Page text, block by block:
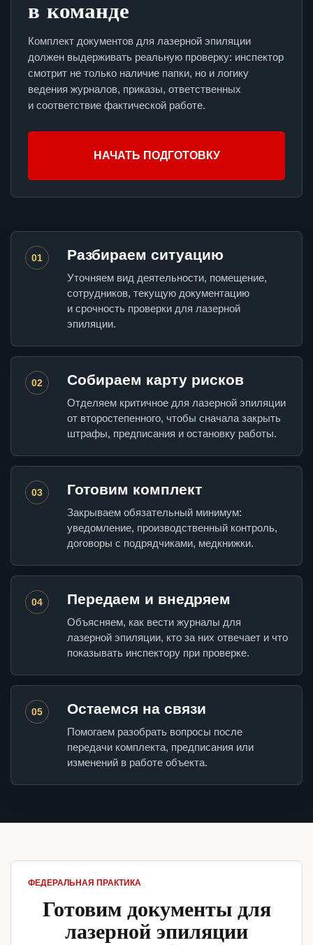
в команде
Комплект документов для лазерной эпиляции
должен выдерживать реальную проверку: инспектор
смотрит не только наличие папки, но и логику
ведения журналов, приказы, ответственных
и соответствие фактической работе.
НАЧАТЬ ПОДГОТОВКУ
01 Разбираем ситуацию
Уточняем вид деятельности, помещение,
сотрудников, текущую документацию
и срочность проверки для лазерной
эпиляции.
02 Собираем карту рисков
Отделяем критичное для лазерной эпиляции
от второстепенного, чтобы сначала закрыть
штрафы, предписания и остановку работы.
03 Готовим комплект
Закрываем обязательный минимум:
уведомление, производственный контроль,
договоры с подрядчиками, медкнижки.
04 Передаем и внедряем
Объясняем, как вести журналы для
лазерной эпиляции, кто за них отвечает и что
показывать инспектору при проверке.
05 Остаемся на связи
Помогаем разобрать вопросы после
передачи комплекта, предписания или
изменений в работе объекта.
ФЕДЕРАЛЬНАЯ ПРАКТИКА
Готовим документы для
лазерной эпиляции